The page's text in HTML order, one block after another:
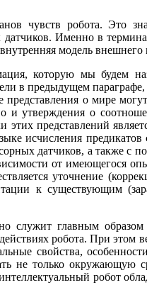
чувств робота. Это
Именно в
модель внешнего
которую мы будем
в предыдущем параграфе,
о мире могут
и утверждения о
представлений
исчисления предикатов
датчиков, а также с
от имеющегося
уточнение
к существующим
служит главным
робота. При этом
свойства,
не только окружающую
робот